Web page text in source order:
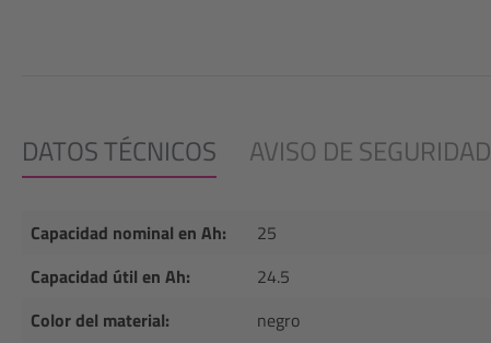
DATOS TÉCNICOS AVISO DE SEGURIDAD
Capacidad nominal en Ah:
25
Capacidad útil en Ah:
24.5
Color del material:
negro